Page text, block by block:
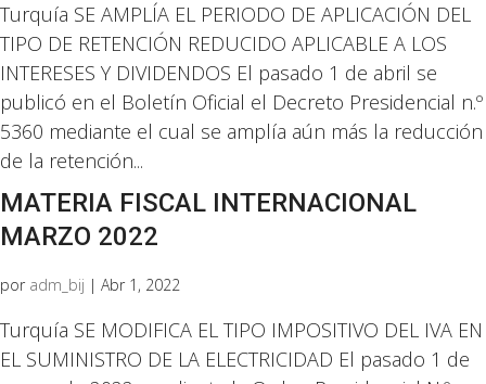
Turquía SE AMPLÍA EL PERIODO DE APLICACIÓN DEL
TIPO DE RETENCIÓN REDUCIDO APLICABLE A LOS
INTERESES Y DIVIDENDOS El pasado 1 de abril se
publicó en el Boletín Oficial el Decreto Presidencial n.º
5360 mediante el cual se amplía aún más la reducción
de la retención...
MATERIA FISCAL INTERNACIONAL
MARZO 2022
por adm_bij | Abr 1, 2022
Turquía SE MODIFICA EL TIPO IMPOSITIVO DEL IVA EN
EL SUMINISTRO DE LA ELECTRICIDAD El pasado 1 de